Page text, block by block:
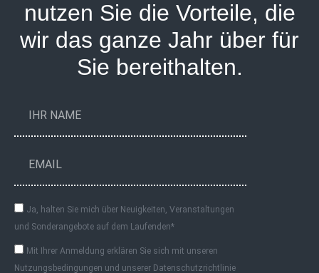
nutzen Sie die Vorteile, die
wir das ganze Jahr über für
Sie bereithalten.
Ja, halten Sie mich über Neuigkeiten, Veranstaltungen
und Sonderangebote auf dem Laufenden*
Mit Ihrer Anmeldung erklären Sie sich mit unseren
Nutzungsbedingungen und unserer Datenschutzrichtlinie